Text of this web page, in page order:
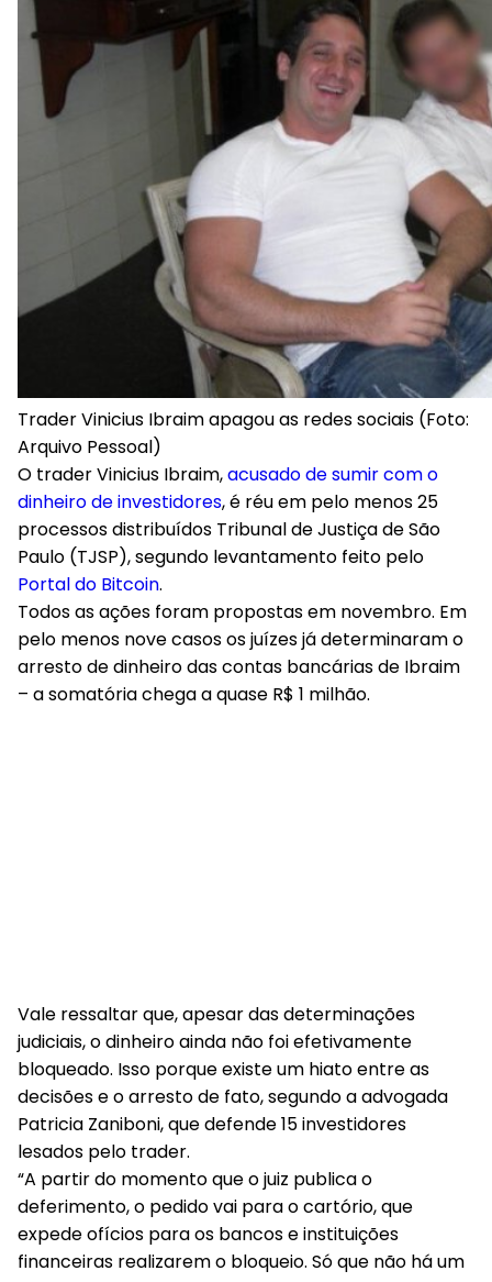
Trader Vinicius Ibraim apagou as redes sociais (Foto:
Arquivo Pessoal)
O trader Vinicius Ibraim,acusado de sumir com o
dinheiro de investidores, é réu em pelo menos 25
processos distribuídos Tribunal de Justiça de São
Paulo (TJSP), segundo levantamento feito pelo
Portal do Bitcoin.
Todos as ações foram propostas em novembro. Em
pelo menos nove casos os juízes já determinaram o
arresto de dinheiro das contas bancárias de Ibraim
– a somatória chega a quase R$ 1 milhão.
Vale ressaltar que, apesar das determinações
judiciais, o dinheiro ainda não foi efetivamente
bloqueado. Isso porque existe um hiato entre as
decisões e o arresto de fato, segundo a advogada
Patricia Zaniboni, que defende 15 investidores
lesados pelo trader.
“A partir do momento que o juiz publica o
deferimento, o pedido vai para o cartório, que
expede ofícios para os bancos e instituições
financeiras realizarem o bloqueio. Só que não há um